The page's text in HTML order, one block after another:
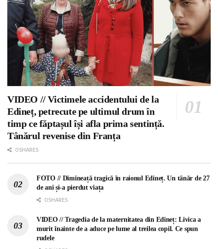
VIDEO // Victimele accidentului de la
Edineț, petrecute pe ultimul drum în
timp ce făptașul își afla prima sentință.
Tânărul revenise din Franța
0 SHARES
FOTO // Dimineață tragică în raionul Edineț. Un tânăr de 27
de ani și-a pierdut viața
0 SHARES
VIDEO // Tragedia de la maternitatea din Edineț: Livica a
murit înainte de a aduce pe lume al treilea copil. Ce spun
rudele